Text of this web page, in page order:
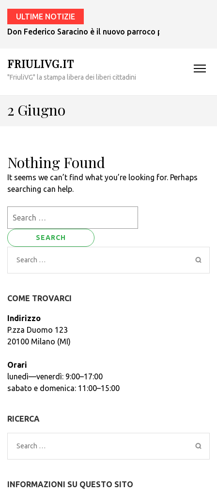
ULTIME NOTIZIE
Don Federico Saracino è il nuovo parroco per Udine
FRIULIVG.IT
"FriuliVG" la stampa libera dei liberi cittadini
2 Giugno
Nothing Found
It seems we can’t find what you’re looking for. Perhaps
searching can help.
Search
for:
COME TROVARCI
Indirizzo
P.zza Duomo 123
20100 Milano (MI)
Orari
lunedì—venerdì: 9:00–17:00
sabato e domenica: 11:00–15:00
RICERCA
Search
for:
INFORMAZIONI SU QUESTO SITO